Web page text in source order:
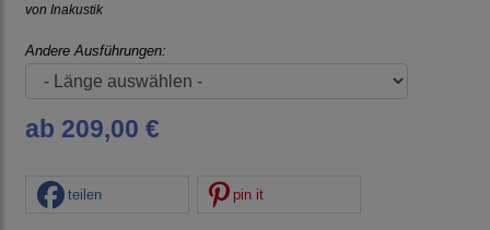
von Inakustik
Andere Ausführungen:
ab 209,00 €
teilen pin it